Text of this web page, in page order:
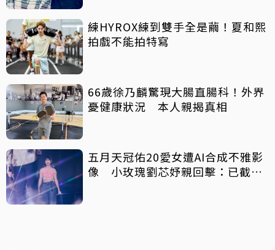
練HYROX練到雙手全是繭！夏和熙
拍戲不能拍特寫
66歲徐乃麟驚現大腸直腸科！外界
憂健康狀況 本人親揭真相
五月天冠佑20愛女遭AI合成不雅影
像 小玫瑰劉芯妤親回擊：已截圖